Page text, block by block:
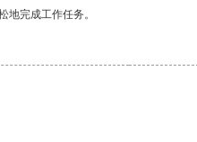
完成工作任务。